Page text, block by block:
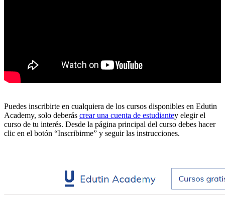
Puedes inscribirte en cualquiera de los cursos disponibles en Edutin
Academy, solo deberás crear una cuenta de estudiantey elegir el
curso de tu interés. Desde la página principal del curso debes hacer
clic en el botón “Inscribirme” y seguir las instrucciones.